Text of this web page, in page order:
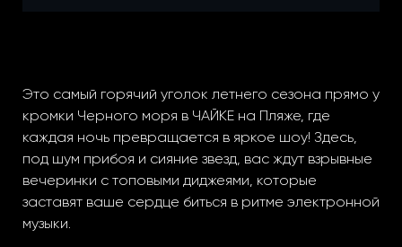
Это самый горячий уголок летнего сезона прямо у
кромки Черного моря в ЧАЙКЕ на Пляже, где
каждая ночь превращается в яркое шоу! Здесь,
под шум прибоя и сияние звезд, вас ждут взрывные
вечеринки с топовыми диджеями, которые
заставят ваше сердце биться в ритме электронной
музыки.